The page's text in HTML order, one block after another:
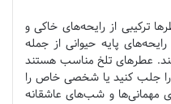
ترکیبی از رایحه‌های خاکی و
پایه حیوانی از جمله
عطرهای تلخ مناسب هستند
جلب کنید یا شخصی خاص را
مهمانی‌ها و شب‌های عاشقانه